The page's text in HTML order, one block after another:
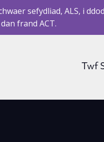
sefydliad, ALS, i
dan frand ACT.
Twf